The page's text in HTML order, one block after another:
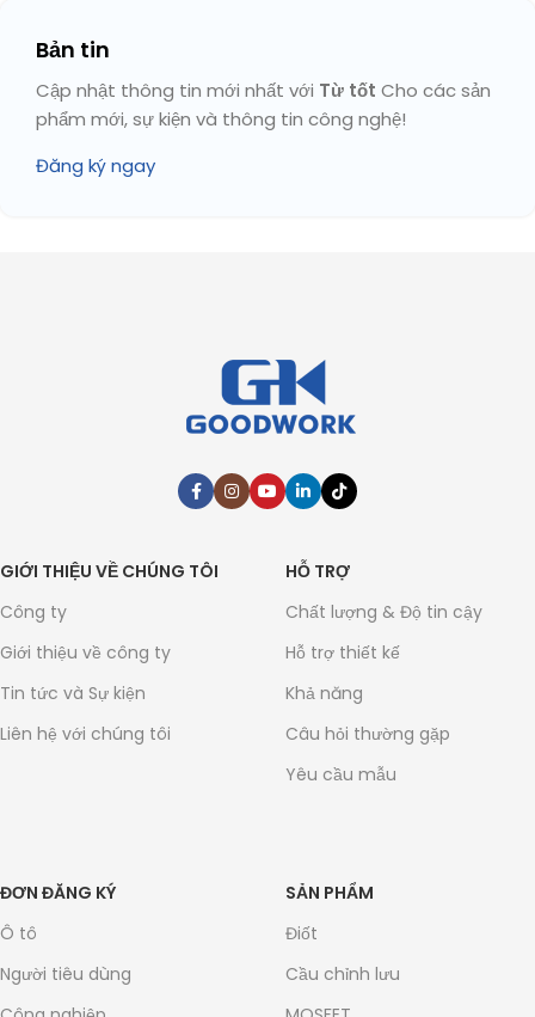
Bản tin
Cập nhật thông tin mới nhất với Từ tốt Cho các sản
phẩm mới, sự kiện và thông tin công nghệ!
Đăng ký ngay
GIỚI THIỆU VỀ CHÚNG TÔI
Công ty
Giới thiệu về công ty
Tin tức và Sự kiện
Liên hệ với chúng tôi
HỖ TRỢ
Chất lượng & Độ tin cậy
Hỗ trợ thiết kế
Khả năng
Câu hỏi thường gặp
Yêu cầu mẫu
ĐƠN ĐĂNG KÝ
Ô tô
Người tiêu dùng
SẢN PHẨM
Điốt
Cầu chỉnh lưu